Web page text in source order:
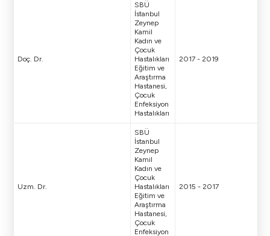
Doç. Dr.
SBÜ
İstanbul
Zeynep
Kamil
Kadın ve
Çocuk
Hastalıkları
Eğitim ve
Araştırma
Hastanesi,
Çocuk
Enfeksiyon
Hastalıkları
2017 - 2019
Uzm. Dr.
SBÜ
İstanbul
Zeynep
Kamil
Kadın ve
Çocuk
Hastalıkları
Eğitim ve
Araştırma
Hastanesi,
Çocuk
Enfeksiyon
2015 - 2017